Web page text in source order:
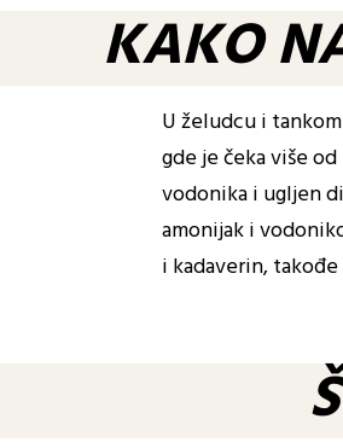
KAKO
U želudcu i
gde je čeka više
vodonika i ugljen
amonijak i
i kadaverin,